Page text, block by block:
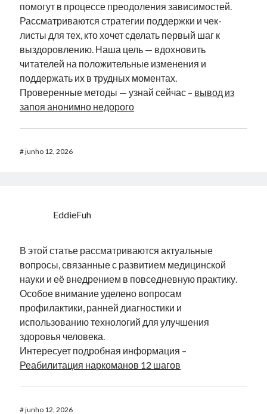
помогут в процессе преодоления зависимостей.
Рассматриваются стратегии поддержки и чек-
листы для тех, кто хочет сделать первый шаг к
выздоровлению. Наша цель — вдохновить
читателей на положительные изменения и
поддержать их в трудных моментах.
Проверенные методы — узнай сейчас – вывод из
запоя анонимно недорого
#junho 12, 2026
EddieFuh
В этой статье рассматриваются актуальные
вопросы, связанные с развитием медицинской
науки и её внедрением в повседневную практику.
Особое внимание уделено вопросам
профилактики, ранней диагностики и
использованию технологий для улучшения
здоровья человека.
Интересует подробная информация –
Реабилитация наркоманов 12 шагов
#junho 12, 2026